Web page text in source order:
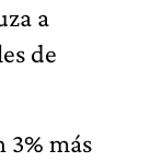
a
de
3% más